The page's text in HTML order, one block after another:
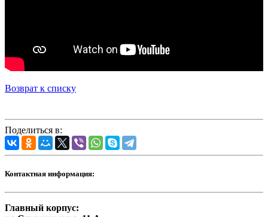
Возврат к списку
Поделиться в:
Контактная информация:
Главный корпус: